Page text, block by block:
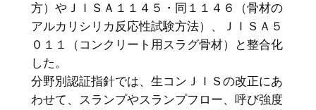
方）やＪＩＳＡ１１４５・同１１４６（骨材の
アルカリシリカ反応性試験方法）、ＪＩＳＡ５
０１１（コンクリート用スラグ骨材）と整合化
した。
分野別認証指針では、生コンＪＩＳの改正にあ
わせて、スランプやスランプフロー、呼び強度